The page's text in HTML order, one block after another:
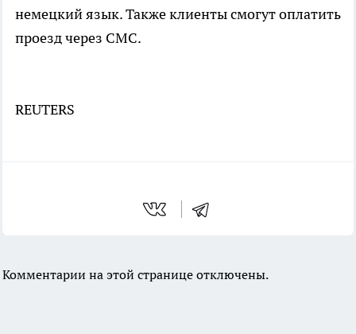
немецкий язык. Также клиенты смогут оплатить
проезд через СМС.
REUTERS
Комментарии на этой странице отключены.